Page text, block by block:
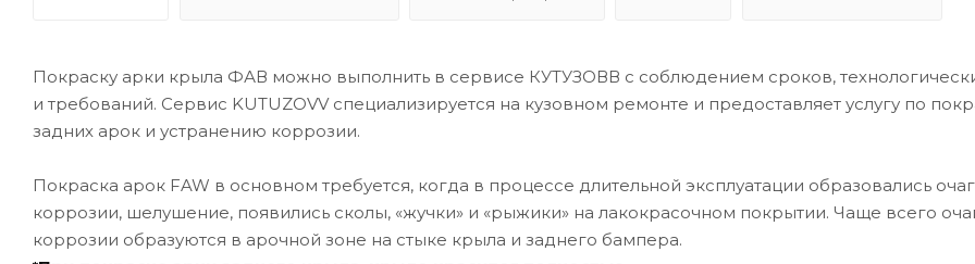
Покраску арки крыла ФАВ можно выполнить в сервисе КУТУЗОВВ с соблюдением сроков,
и требований. Сервис KUTUZOVV специализируется на кузовном ремонте и предоставляет услугу по
задних арок и устранению коррозии.
Покраска арок FAW в основном требуется, когда в процессе длительной эксплуатации образовались
коррозии, шелушение, появились сколы, «жучки» и «рыжики» на лакокрасочном покрытии. Чаще всего
коррозии образуются в арочной зоне на стыке крыла и заднего бампера.